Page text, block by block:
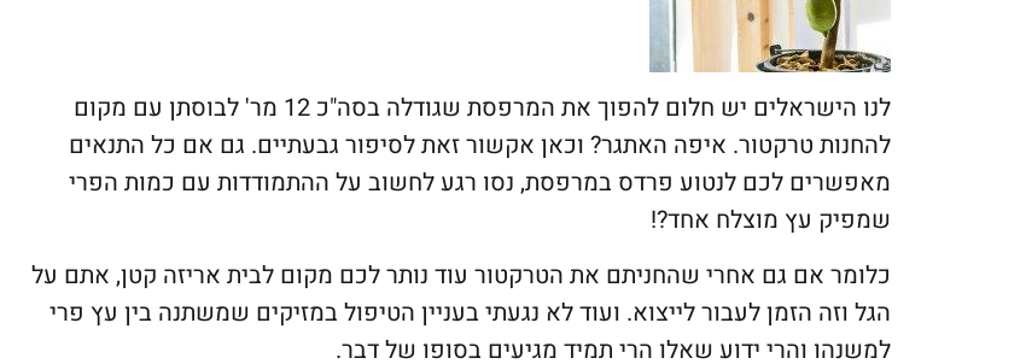
לנו הישראלים יש חלום להפוך את המרפסת שגודלה בסה"כ 12 מר' לבוסתן עם מקום
להחנות טרקטור. איפה האתגר? וכאן אקשור זאת לסיפור גבעתיים. גם אם כל התנאים
מאפשרים לכם לנטוע פרדס במרפסת, נסו רגע לחשוב על ההתמודדות עם כמות הפרי
שמפיק עץ מוצלח אחד?!
כלומר אם גם אחרי שהחניתם את הטרקטור עוד נותר לכם מקום לבית אריזה קטן, אתם על
הגל וזה הזמן לעבור לייצוא. ועוד לא נגעתי בעניין הטיפול במזיקים שמשתנה בין עץ פרי
למשנהו והרי ידוע שאלו הרי תמיד מגיעים בסופו של דבר.